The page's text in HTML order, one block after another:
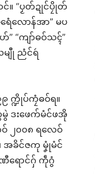
င်။ “ပၟတ်ဍုင်ပၠိုတ်
လောန်အာ” မပ
“ကျာ်ဓဝ်သၚ်”
မျီု ညံင်ရဴ
က္ဍိုပ်ကၠံဓဝ်ရ။
ဒးဖေက်မံင်ဖအို
၂၀၀၈ ရလေဝ်
အခိင်ဇကု မၞုံမံင်
ရောင်ဂှ် ကဵုဂွံ